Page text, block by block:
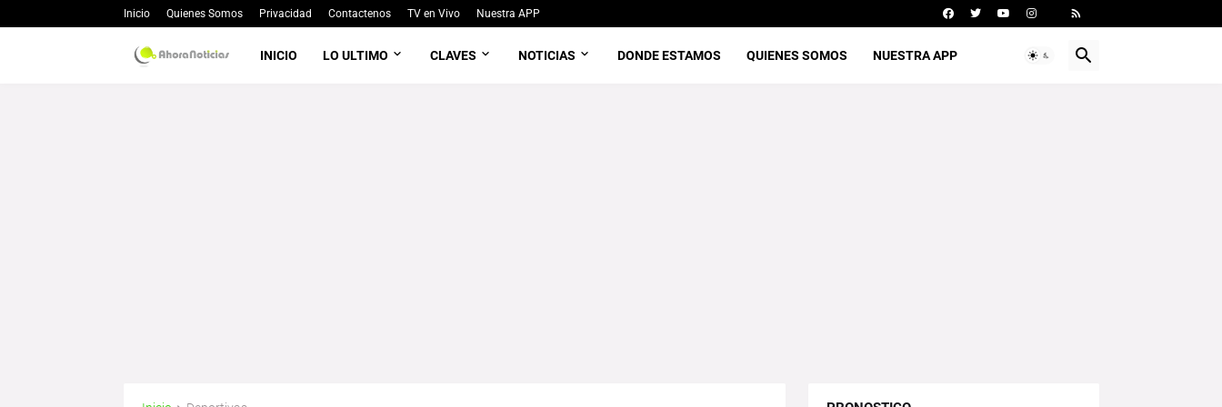
Inicio Quienes Somos Privacidad Contactenos TV en Vivo Nuestra APP
INICIO LO ULTIMO CLAVES NOTICIAS DONDE ESTAMOS QUIENES SOMOS NUESTRA APP